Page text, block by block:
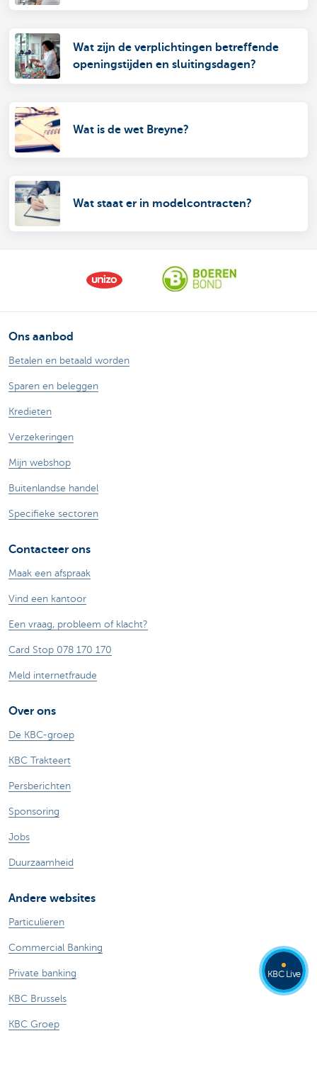
Wat zijn de verplichtingen betreffende
openingstijden en sluitingsdagen?
Wat is de wet Breyne?
Wat staat er in modelcontracten?
Ons aanbod
Betalen en betaald worden
Sparen en beleggen
Kredieten
Verzekeringen
Mijn webshop
Buitenlandse handel
Specifieke sectoren
Contacteer ons
Maak een afspraak
Vind een kantoor
Een vraag, probleem of klacht?
Card Stop 078 170 170
Meld internetfraude
Over ons
De KBC-groep
KBC Trakteert
Persberichten
Sponsoring
Jobs
Duurzaamheid
Andere websites
Particulieren
Commercial Banking
Private banking
KBC Brussels
KBC Groep
KBC Live